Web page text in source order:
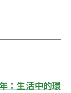
：生活中的環